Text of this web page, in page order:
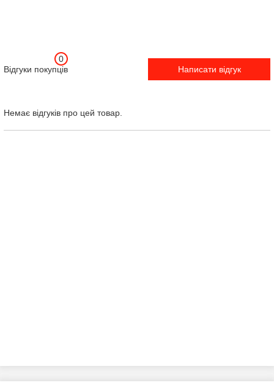
Відгуки покупців
0
Написати відгук
Немає відгуків про цей товар.